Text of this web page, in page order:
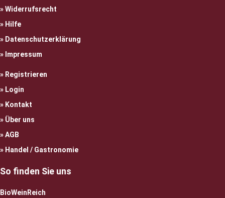
Widerrufsrecht
Hilfe
Datenschutzerklärung
Impressum
Registrieren
Login
Kontakt
Über uns
AGB
Handel / Gastronomie
So finden Sie uns
BioWeinReich